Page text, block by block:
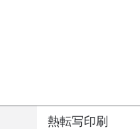
熱転写印刷